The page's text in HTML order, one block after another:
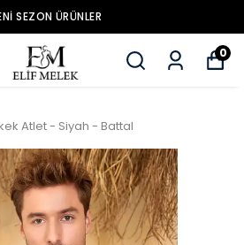
SEZON ÜRÜNLER
0
Atlet - Siyah - Battal